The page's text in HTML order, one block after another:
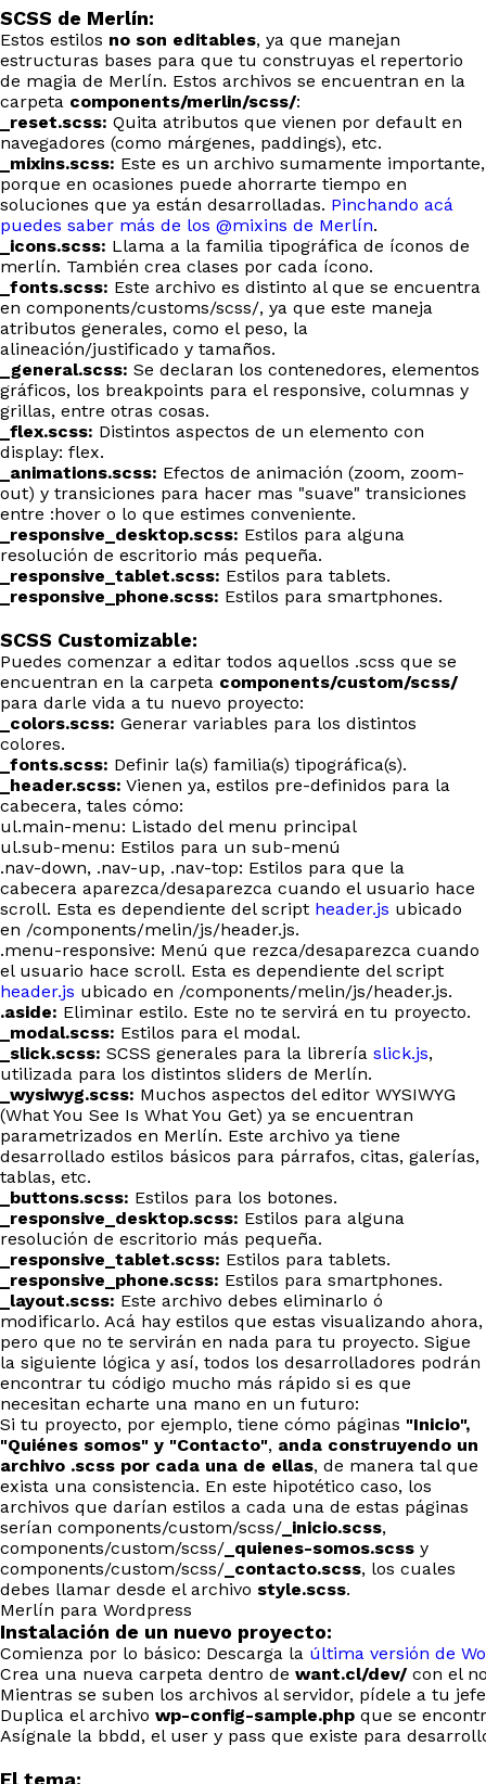
SCSS de Merlín:
Estos estilos no son editables, ya que manejan
estructuras bases para que tu construyas el repertorio
de magia de Merlín. Estos archivos se encuentran en la
carpeta components/merlin/scss/:
_reset.scss: Quita atributos que vienen por default en
navegadores (como márgenes, paddings), etc.
_mixins.scss: Este es un archivo sumamente importante,
porque en ocasiones puede ahorrarte tiempo en
soluciones que ya están desarrolladas. Pinchando acá
puedes saber más de los @mixins de Merlín.
_icons.scss: Llama a la familia tipográfica de íconos de
merlín. También crea clases por cada ícono.
_fonts.scss: Este archivo es distinto al que se encuentra
en components/customs/scss/, ya que este maneja
atributos generales, como el peso, la
alineación/justificado y tamaños.
_general.scss: Se declaran los contenedores, elementos
gráficos, los breakpoints para el responsive, columnas y
grillas, entre otras cosas.
_flex.scss: Distintos aspectos de un elemento con
display: flex.
_animations.scss: Efectos de animación (zoom, zoom-
out) y transiciones para hacer mas "suave" transiciones
entre :hover o lo que estimes conveniente.
_responsive_desktop.scss: Estilos para alguna
resolución de escritorio más pequeña.
_responsive_tablet.scss: Estilos para tablets.
_responsive_phone.scss: Estilos para smartphones.
SCSS Customizable:
Puedes comenzar a editar todos aquellos .scss que se
encuentran en la carpeta components/custom/scss/
para darle vida a tu nuevo proyecto:
_colors.scss: Generar variables para los distintos
colores.
_fonts.scss: Definir la(s) familia(s) tipográfica(s).
_header.scss: Vienen ya, estilos pre-definidos para la
cabecera, tales cómo:
ul.main-menu: Listado del menu principal
ul.sub-menu: Estilos para un sub-menú
.nav-down, .nav-up, .nav-top: Estilos para que la
cabecera aparezca/desaparezca cuando el usuario hace
scroll. Esta es dependiente del script header.js ubicado
en /components/melin/js/header.js.
.menu-responsive: Menú que rezca/desaparezca cuando
el usuario hace scroll. Esta es dependiente del script
header.js ubicado en /components/melin/js/header.js.
.aside: Eliminar estilo. Este no te servirá en tu proyecto.
_modal.scss: Estilos para el modal.
_slick.scss: SCSS generales para la librería slick.js,
utilizada para los distintos sliders de Merlín.
_wysiwyg.scss: Muchos aspectos del editor WYSIWYG
(What You See Is What You Get) ya se encuentran
parametrizados en Merlín. Este archivo ya tiene
desarrollado estilos básicos para párrafos, citas, galerías,
tablas, etc.
_buttons.scss: Estilos para los botones.
_responsive_desktop.scss: Estilos para alguna
resolución de escritorio más pequeña.
_responsive_tablet.scss: Estilos para tablets.
_responsive_phone.scss: Estilos para smartphones.
_layout.scss: Este archivo debes eliminarlo ó
modificarlo. Acá hay estilos que estas visualizando ahora,
pero que no te servirán en nada para tu proyecto. Sigue
la siguiente lógica y así, todos los desarrolladores podrán
encontrar tu código mucho más rápido si es que
necesitan echarte una mano en un futuro:
Si tu proyecto, por ejemplo, tiene cómo páginas "Inicio",
"Quiénes somos" y "Contacto", anda construyendo un
archivo .scss por cada una de ellas, de manera tal que
exista una consistencia. En este hipotético caso, los
archivos que darían estilos a cada una de estas páginas
serían components/custom/scss/ _inicio.scss,
components/custom/scss/ _quienes-somos.scss y
components/custom/scss/ _contacto.scss, los cuales
debes llamar desde el archivo style.scss.
Merlín para Wordpress
Instalación de un nuevo proyecto:
Comienza por lo básico: Descarga la última versión de
Crea una nueva carpeta dentro de want.cl/dev/ con el
Mientras se suben los archivos al servidor, pídele a tu
Duplica el archivo wp-config-sample.php que se
Asígnale la bbdd, el user y pass que existe para
El tema: